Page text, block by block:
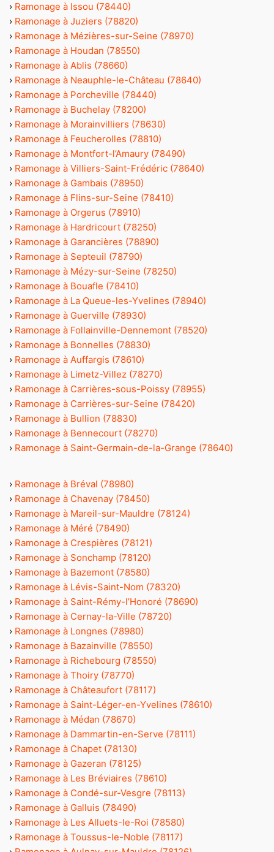
› Ramonage à Issou (78440)
› Ramonage à Juziers (78820)
› Ramonage à Mézières-sur-Seine (78970)
› Ramonage à Houdan (78550)
› Ramonage à Ablis (78660)
› Ramonage à Neauphle-le-Château (78640)
› Ramonage à Porcheville (78440)
› Ramonage à Buchelay (78200)
› Ramonage à Morainvilliers (78630)
› Ramonage à Feucherolles (78810)
› Ramonage à Montfort-l’Amaury (78490)
› Ramonage à Villiers-Saint-Frédéric (78640)
› Ramonage à Gambais (78950)
› Ramonage à Flins-sur-Seine (78410)
› Ramonage à Orgerus (78910)
› Ramonage à Hardricourt (78250)
› Ramonage à Garancières (78890)
› Ramonage à Septeuil (78790)
› Ramonage à Mézy-sur-Seine (78250)
› Ramonage à Bouafle (78410)
› Ramonage à La Queue-les-Yvelines (78940)
› Ramonage à Guerville (78930)
› Ramonage à Follainville-Dennemont (78520)
› Ramonage à Bonnelles (78830)
› Ramonage à Auffargis (78610)
› Ramonage à Limetz-Villez (78270)
› Ramonage à Carrières-sous-Poissy (78955)
› Ramonage à Carrières-sur-Seine (78420)
› Ramonage à Bullion (78830)
› Ramonage à Bennecourt (78270)
› Ramonage à Saint-Germain-de-la-Grange (78640)
› Ramonage à Bréval (78980)
› Ramonage à Chavenay (78450)
› Ramonage à Mareil-sur-Mauldre (78124)
› Ramonage à Méré (78490)
› Ramonage à Crespières (78121)
› Ramonage à Sonchamp (78120)
› Ramonage à Bazemont (78580)
› Ramonage à Lévis-Saint-Nom (78320)
› Ramonage à Saint-Rémy-l’Honoré (78690)
› Ramonage à Cernay-la-Ville (78720)
› Ramonage à Longnes (78980)
› Ramonage à Bazainville (78550)
› Ramonage à Richebourg (78550)
› Ramonage à Thoiry (78770)
› Ramonage à Châteaufort (78117)
› Ramonage à Saint-Léger-en-Yvelines (78610)
› Ramonage à Médan (78670)
› Ramonage à Dammartin-en-Serve (78111)
› Ramonage à Chapet (78130)
› Ramonage à Gazeran (78125)
› Ramonage à Les Bréviaires (78610)
› Ramonage à Condé-sur-Vesgre (78113)
› Ramonage à Galluis (78490)
› Ramonage à Les Alluets-le-Roi (78580)
› Ramonage à Toussus-le-Noble (78117)